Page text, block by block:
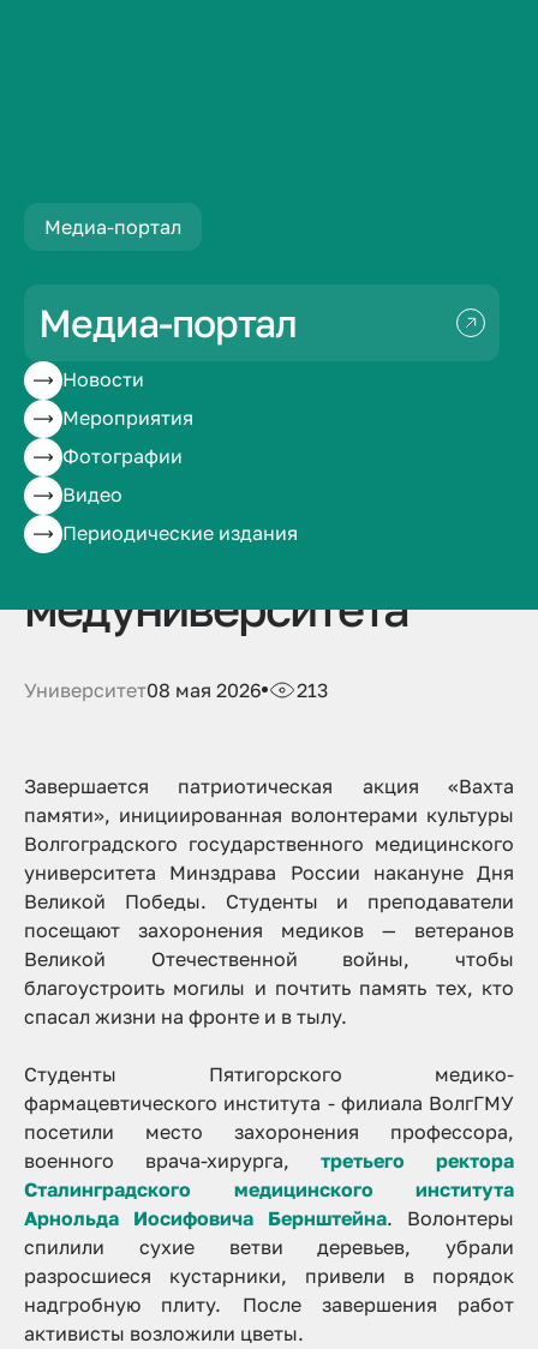
Медиа-портал
Медиа-портал
Новости
Мероприятия
Фотографии
Видео
Периодические издания
Новости Студенты ПМФИ — филиала ВолгГМУ благоуст...
филиала ВолгГМУ
благоустроили
могилу третьего
ректора
Сталинградского
медуниверситета
Университет08 мая 2026 213
Завершается патриотическая акция «Вахта
памяти», инициированная волонтерами культуры
Волгоградского государственного медицинского
университета Минздрава России накануне Дня
Великой Победы. Студенты и преподаватели
посещают захоронения медиков — ветеранов
Великой Отечественной войны, чтобы
благоустроить могилы и почтить память тех, кто
спасал жизни на фронте и в тылу.
Студенты Пятигорского медико-
фармацевтического института - филиала ВолгГМУ
посетили место захоронения профессора,
военного врача-хирурга, третьего ректора
Сталинградского медицинского института
Арнольда Иосифовича Бернштейна. Волонтеры
спилили сухие ветви деревьев, убрали
разросшиеся кустарники, привели в порядок
надгробную плиту. После завершения работ
активисты возложили цветы.